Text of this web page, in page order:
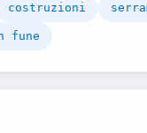
costruzioni
fune